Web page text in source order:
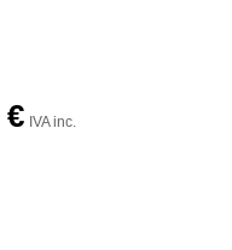
€ IVA inc.